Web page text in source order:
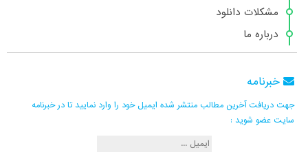
مشکلات دانلود
درباره ما
خبرنامه
جهت دریافت آخرین مطالب منتشر شده ایمیل خود را وارد نمایید تا در خبرنامه
سایت عضو شوید :